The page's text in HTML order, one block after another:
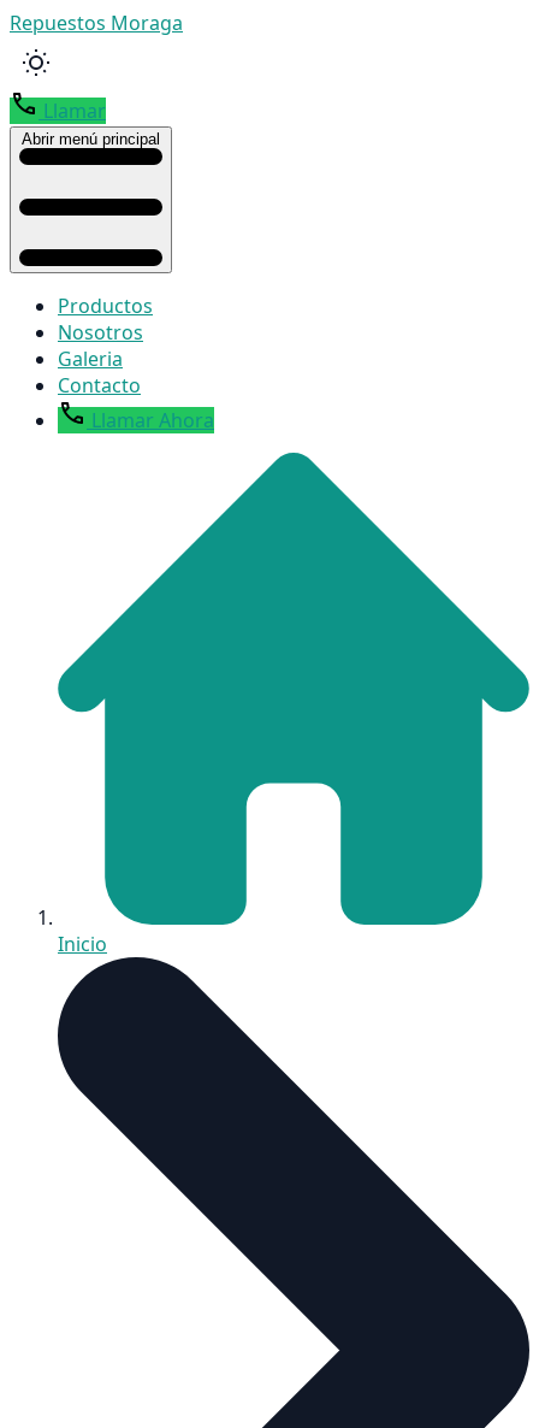
Repuestos Moraga
Llamar
Abrir menú principal
Productos
Nosotros
Galeria
Contacto
Llamar Ahora
Inicio